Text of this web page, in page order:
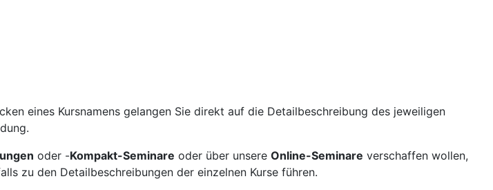
eines Kursnamens gelangen Sie direkt auf die Detailbeschreibung des jeweiligen
oder -Kompakt-Seminare oder über unsere Online-Seminare verschaffen wollen,
zu den Detailbeschreibungen der einzelnen Kurse führen.